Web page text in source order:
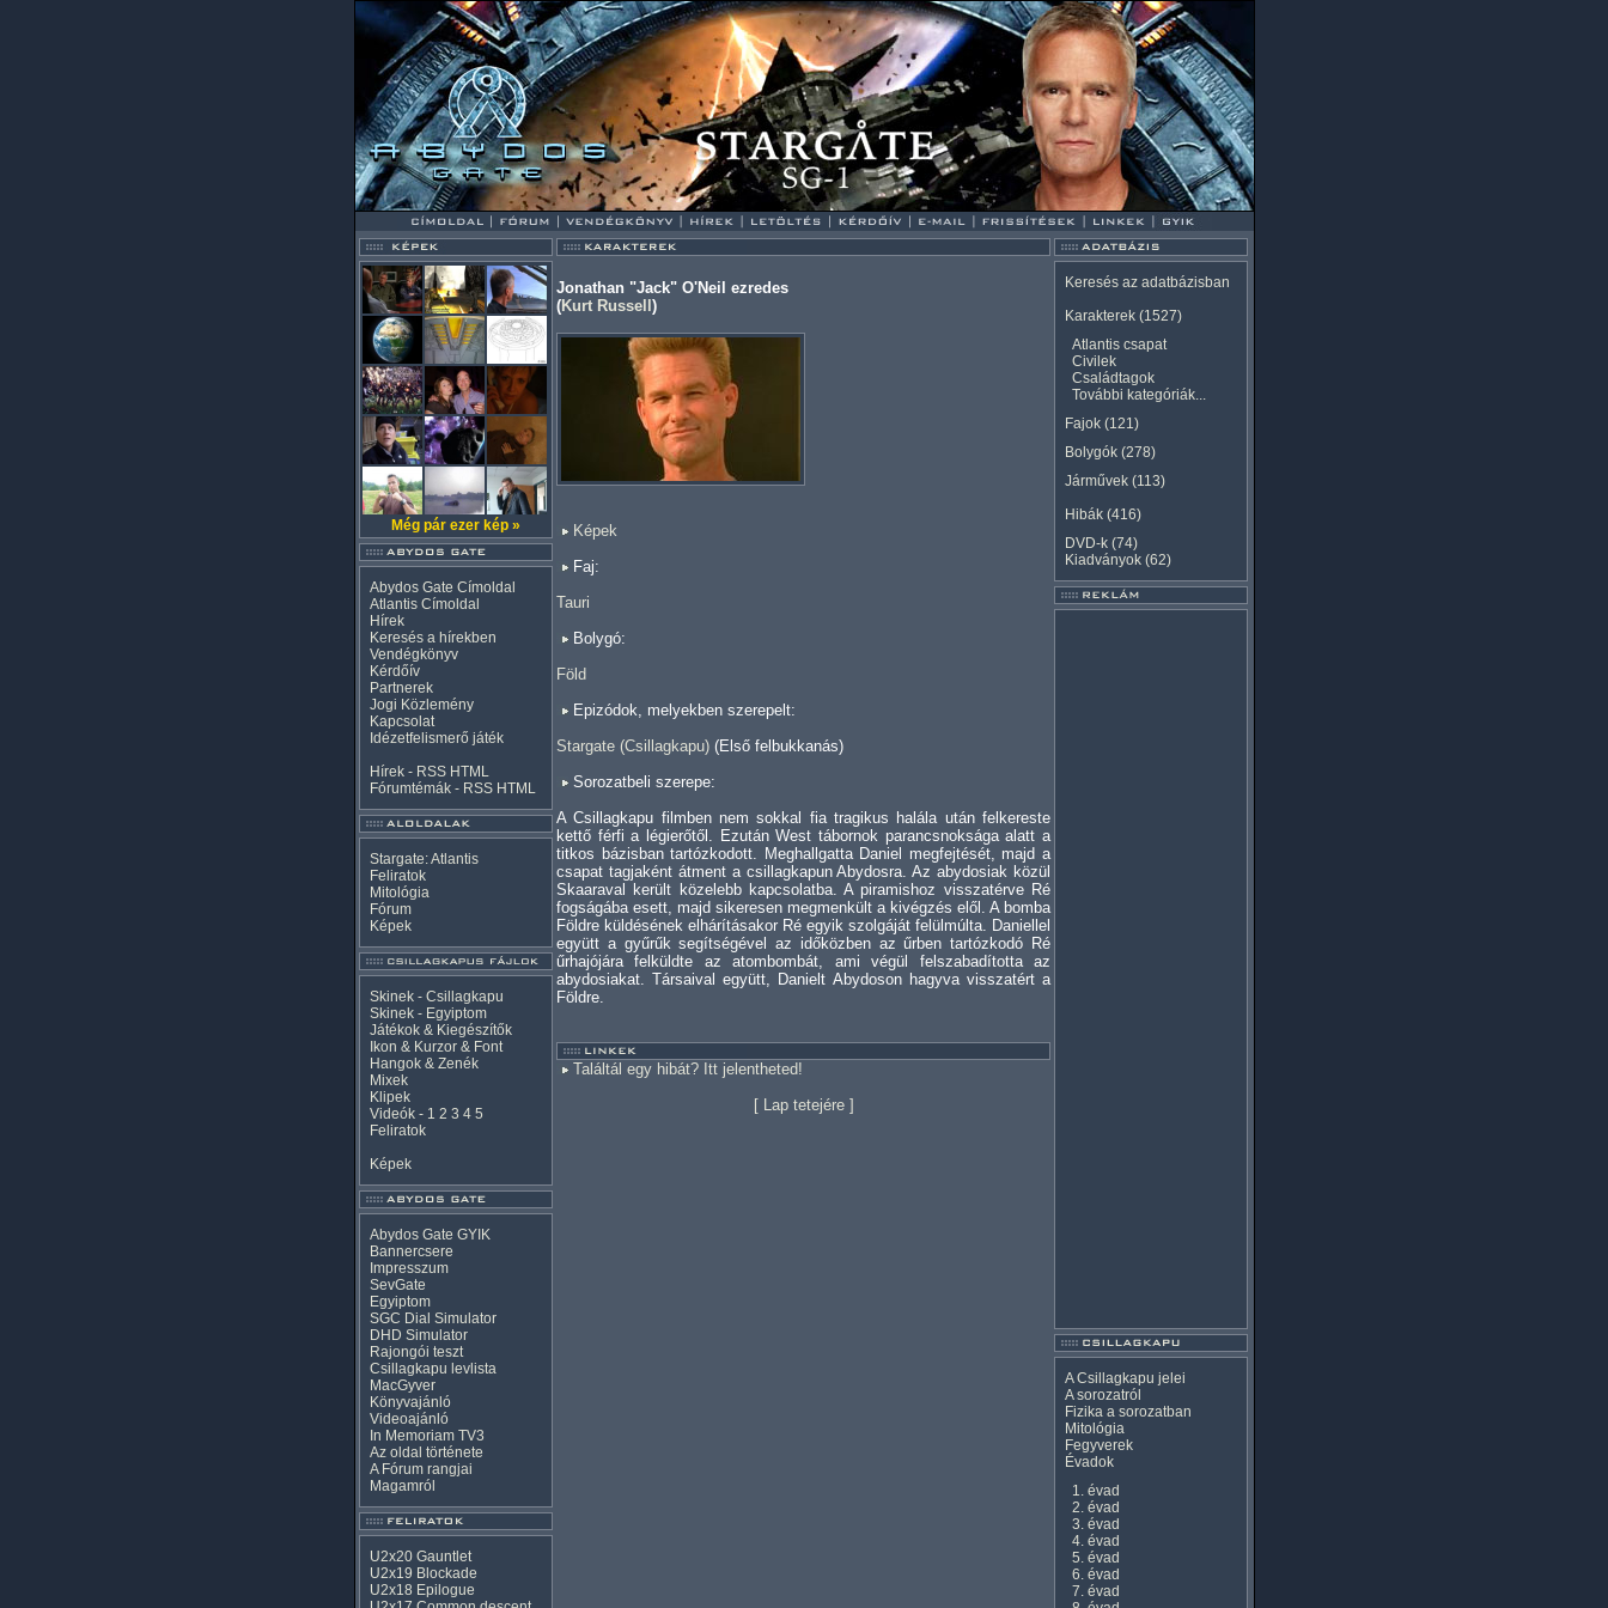
Még pár ezer kép »
Abydos Gate Címoldal
Atlantis Címoldal
Hírek
Keresés a hírekben
Vendégkönyv
Kérdőív
Partnerek
Jogi Közlemény
Kapcsolat
Idézetfelismerő játék
Hírek - RSS HTML
Fórumtémák - RSS HTML
Stargate: Atlantis
Feliratok
Mitológia
Fórum
Képek
Skinek - Csillagkapu
Skinek - Egyiptom
Játékok & Kiegészítők
Ikon & Kurzor & Font
Hangok & Zenék
Mixek
Klipek
Videók - 1 2 3 4 5
Feliratok
Képek
Abydos Gate GYIK
Bannercsere
Impresszum
SevGate
Egyiptom
SGC Dial Simulator
DHD Simulator
Rajongói teszt
Csillagkapu levlista
MacGyver
Könyvajánló
Videoajánló
In Memoriam TV3
Az oldal története
A Fórum rangjai
Magamról
U2x20 Gauntlet
U2x19 Blockade
U2x18 Epilogue
Jonathan "Jack" O'Neil ezredes
(Kurt Russell )
Képek
Faj:
Tauri
Bolygó:
Föld
Epizódok, melyekben szerepelt:
Stargate (Csillagkapu) (Első felbukkanás)
Sorozatbeli szerepe:
A Csillagkapu filmben nem sokkal fia tragikus halála után felkereste
kettő férfi a légierőtől. Ezután West tábornok parancsnoksága alatt a
titkos bázisban tartózkodott. Meghallgatta Daniel megfejtését, majd a
csapat tagjaként átment a csillagkapun Abydosra. Az abydosiak közül
Skaaraval került közelebb kapcsolatba. A piramishoz visszatérve Ré
fogságába esett, majd sikeresen megmenkült a kivégzés elől. A bomba
Földre küldésének elhárításakor Ré egyik szolgáját felülmúlta. Daniellel
együtt a gyűrűk segítségével az időközben az űrben tartózkodó Ré
űrhajójára felküldte az atombombát, ami végül felszabadította az
abydosiakat. Társaival együtt, Danielt Abydoson hagyva visszatért a
Földre.
Találtál egy hibát? Itt jelentheted!
[ Lap tetejére]
Keresés az adatbázisban
Karakterek (1527)
Atlantis csapat
Civilek
Családtagok
További kategóriák...
Fajok (121)
Bolygók (278)
Járművek (113)
Hibák (416)
DVD-k (74)
Kiadványok (62)
A Csillagkapu jelei
A sorozatról
Fizika a sorozatban
Mitológia
Fegyverek
Évadok
1. évad
2. évad
3. évad
4. évad
5. évad
6. évad
7. évad